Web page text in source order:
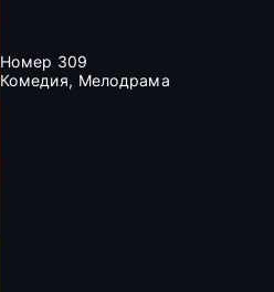
Номер 309
Комедия, Мелодрама